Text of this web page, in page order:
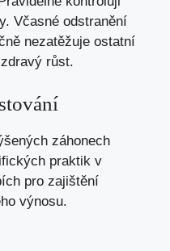
Včasné odstranění
nezatěžuje ostatní
růst.
záhonech
praktik v
pro zajištění
výnosu.